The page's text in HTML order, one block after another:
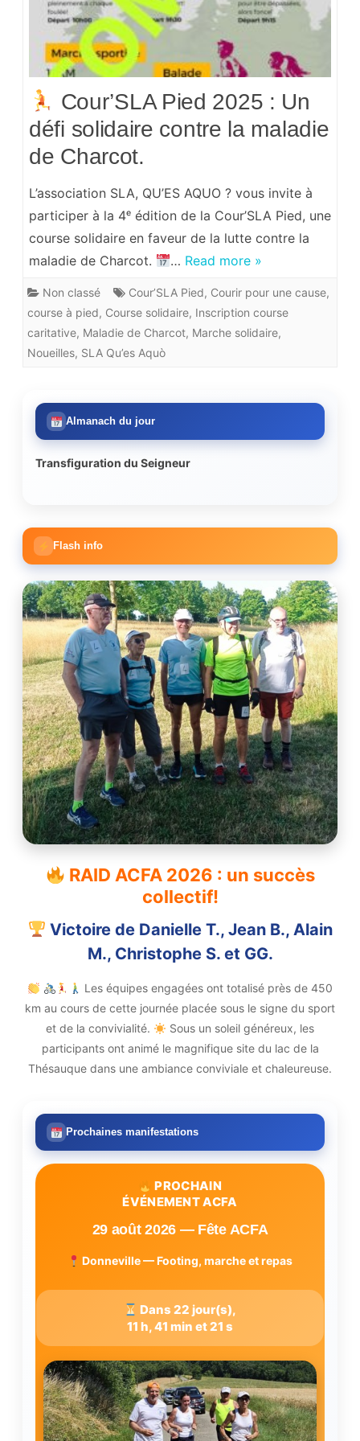
Cour’SLA Pied 2025 : Un
défi solidaire contre la maladie
de Charcot.
L’association SLA, QU’ES AQUO ? vous invite à
participer à la 4ᵉ édition de la Cour’SLA Pied, une
course solidaire en faveur de la lutte contre la
maladie de Charcot.
… Read more »
Non classé Cour’SLA Pied, Courir pour une cause,
course à pied, Course solidaire, Inscription course
caritative, Maladie de Charcot, Marche solidaire,
Noueilles, SLA Qu’es Aquò
Almanach du jour
Transfiguration du Seigneur
Flash info
RAID ACFA 2026 : un succès
collectif!
Victoire de Danielle T., Jean B., Alain
M., Christophe S. et GG.
Les équipes engagées ont totalisé près de 450
km au cours de cette journée placée sous le signe du sport
et de la convivialité.
Sous un soleil généreux, les
participants ont animé le magnifique site du lac de la
Thésauque dans une ambiance conviviale et chaleureuse.
Prochaines manifestations
PROCHAIN
ÉVÉNEMENT ACFA
29 août 2026 — Fête ACFA
Donneville — Footing, marche et repas
Dans 22 jour(s),
11 h, 41 min et 20 s